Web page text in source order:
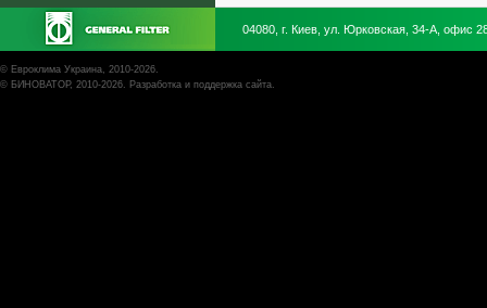
04080, г. Киев, ул. Юрковская, 34-А, офис
© Евроклима Украина, 2010-2026.
© БИНОВАТОР, 2010-2026. Разработка и поддержка сайта.